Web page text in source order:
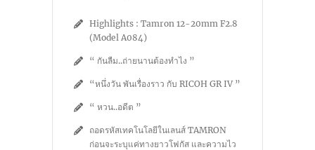
Highlights : Tamron 12-20mm F2.8
(Model A084)
“ กันลืม..ถ่ายนานต้องทำไง ”
“หนึ่งวัน พันเรื่องราว กับ RICOH GR IV ”
“ หวน..อดีต ”
ถอดรหัสเทคโนโลยีในเลนส์ TAMRON
ก่อนจะระบุแค่ทางยาวโฟกัส และความไว